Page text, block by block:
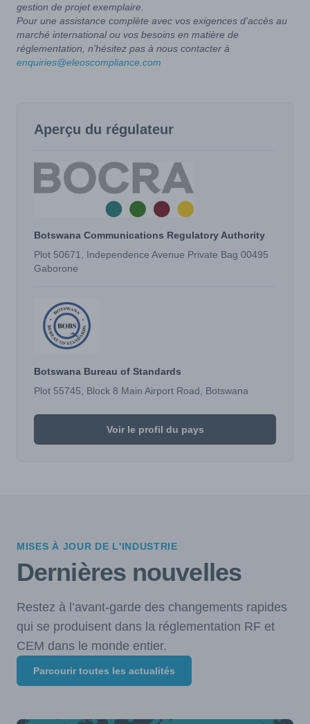
gestion de projet exemplaire.
Pour une assistance complète avec vos exigences d'accès au
marché international ou vos besoins en matière de
réglementation, n’hésitez pas à nous contacter à
enquiries@eleoscompliance.com
Aperçu du régulateur
Botswana Communications Regulatory Authority
Plot 50671, Independence Avenue Private Bag 00495
Gaborone
Botswana Bureau of Standards
Plot 55745, Block 8 Main Airport Road, Botswana
Voir le profil du pays
MISES À JOUR DE L'INDUSTRIE
Dernières nouvelles
Restez à l’avant-garde des changements rapides
qui se produisent dans la réglementation RF et
CEM dans le monde entier.
Parcourir toutes les actualités